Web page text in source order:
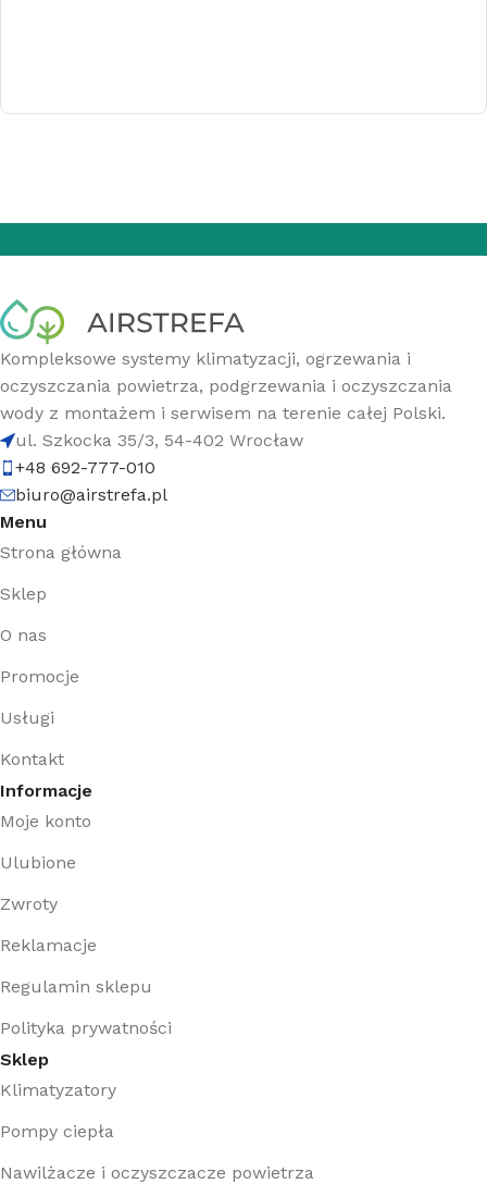
Kompleksowe systemy klimatyzacji, ogrzewania i
oczyszczania powietrza, podgrzewania i oczyszczania
wody z montażem i serwisem na terenie całej Polski.
ul. Szkocka 35/3, 54-402 Wrocław
+48 692-777-010
biuro@airstrefa.pl
Menu
Strona główna
Sklep
O nas
Promocje
Usługi
Kontakt
Informacje
Moje konto
Ulubione
Zwroty
Reklamacje
Regulamin sklepu
Polityka prywatności
Sklep
Klimatyzatory
Pompy ciepła
Nawilżacze i oczyszczacze powietrza